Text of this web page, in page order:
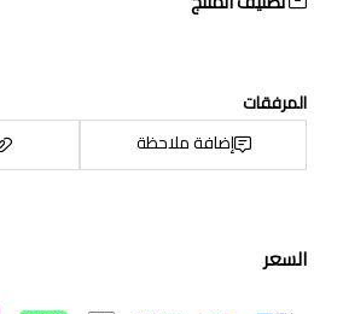
المرفقات
إضافة ملاحظة
السعر